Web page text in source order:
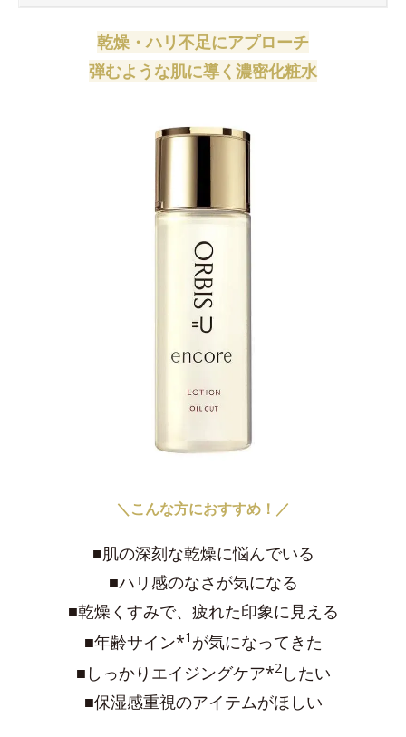
乾燥・ハリ不足にアプローチ
弾むような肌に導く濃密化粧水
＼こんな方におすすめ！／
■肌の深刻な乾燥に悩んでいる
■ハリ感のなさが気になる
■乾燥くすみで、疲れた印象に見える
■年齢サイン*1 が気になってきた
■しっかりエイジングケア*2したい
■保湿感重視のアイテムがほしい